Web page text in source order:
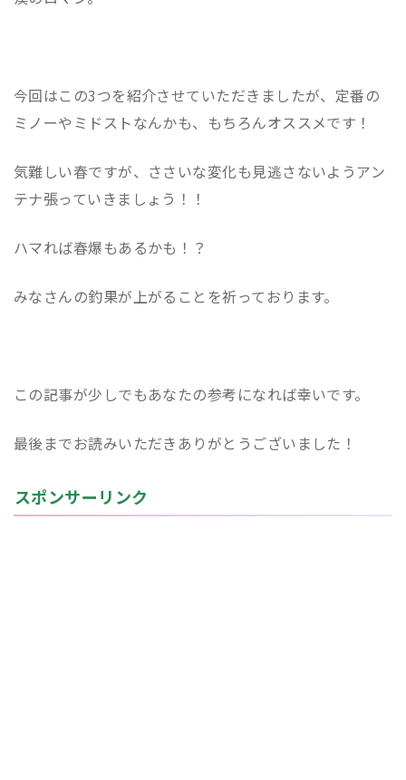
今回はこの3つを紹介させていただきましたが、定番の
ミノーやミドストなんかも、もちろんオススメです！
気難しい春ですが、ささいな変化も見逃さないようアン
テナ張っていきましょう！！
ハマれば春爆もあるかも！？
みなさんの釣果が上がることを祈っております。
この記事が少しでもあなたの参考になれば幸いです。
最後までお読みいただきありがとうございました！
スポンサーリンク